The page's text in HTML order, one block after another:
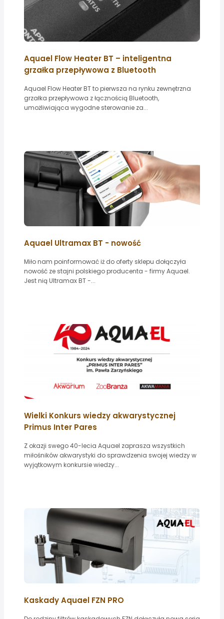
Aquael Flow Heater BT – inteligentna
grzałka przepływowa z Bluetooth
Aquael Flow Heater BT to pierwsza na rynku zewnętrzna
grzałka przepływowa z łącznością Bluetooth,
umożliwiająca wygodne sterowanie za...
Aquael Ultramax BT - nowość
Miło nam poinformować iż do oferty sklepu dołączyła
nowość ze stajni polskiego producenta - firmy Aquael.
Jest nią Ultramax BT -...
Wielki Konkurs wiedzy akwarystycznej
Primus Inter Pares
Z okazji swego 40-lecia Aquael zaprasza wszystkich
miłośników akwarystyki do sprawdzenia swojej wiedzy w
wyjątkowym konkursie wiedzy...
Kaskady Aquael FZN PRO